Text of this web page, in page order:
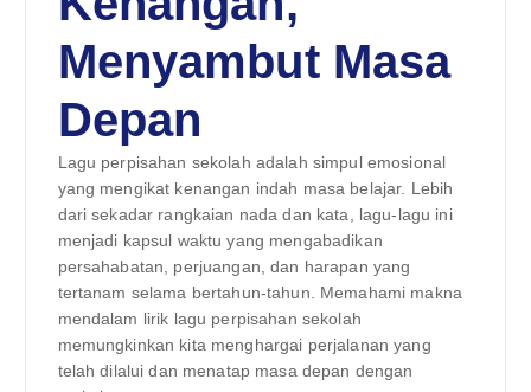
Menyambut Masa
Depan
Lagu perpisahan sekolah adalah simpul emosional
yang mengikat kenangan indah masa belajar. Lebih
dari sekadar rangkaian nada dan kata, lagu-lagu ini
menjadi kapsul waktu yang mengabadikan
persahabatan, perjuangan, dan harapan yang
tertanam selama bertahun-tahun. Memahami makna
mendalam lirik lagu perpisahan sekolah
memungkinkan kita menghargai perjalanan yang
telah dilalui dan menatap masa depan dengan